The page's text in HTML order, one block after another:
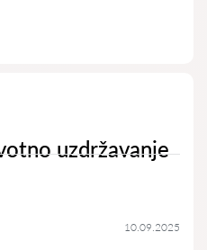
uzdržavanje
10.09.2025